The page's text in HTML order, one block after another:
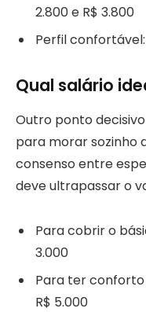
2.800 e R$ 3.800
Perfil
Qual salário
Outro ponto
para morar sozinho
consenso entre
deve ultrapassar o
Para cobrir o
3.000
Para ter
R$ 5.000